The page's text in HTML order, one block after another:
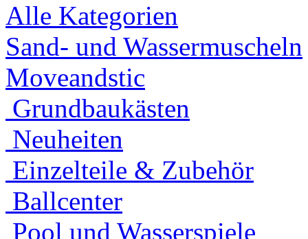
Alle Kategorien
Sand- und Wassermuscheln
Moveandstic
Grundbaukästen
Neuheiten
Einzelteile & Zubehör
Ballcenter
Pool und Wasserspiele